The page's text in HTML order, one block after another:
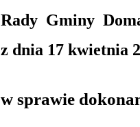
Rady Gminy
z dnia 17 kwietnia
w sprawie